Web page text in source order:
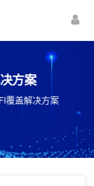
方案
覆盖解决方案